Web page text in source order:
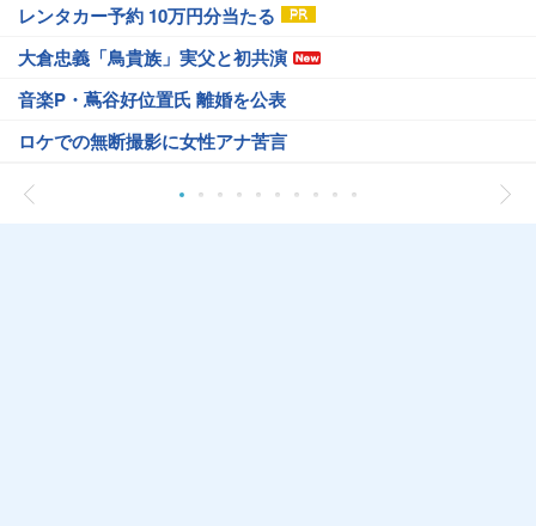
レンタカー予約 10万円分当たる
大倉忠義「鳥貴族」実父と初共演
音楽P・蔦谷好位置氏 離婚を公表
ロケでの無断撮影に女性アナ苦言